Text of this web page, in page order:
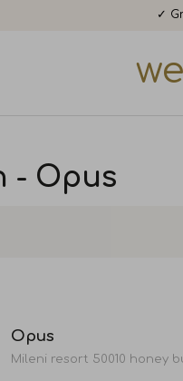
✓
- Opus
Opus
Mileni resort 50010 honey